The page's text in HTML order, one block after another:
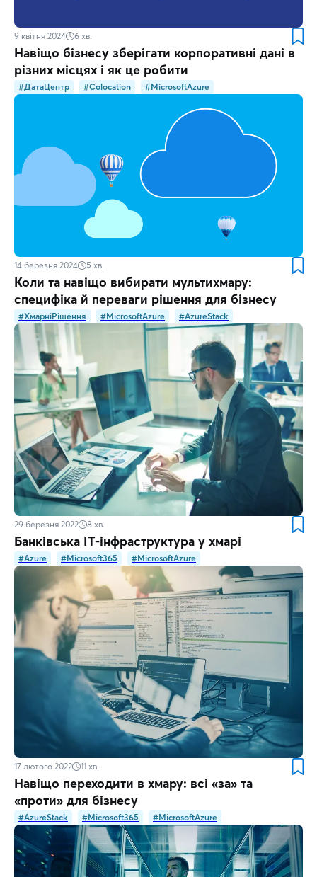
9 квітня 2024 6 хв.
Навіщо бізнесу зберігати корпоративні дані в
різних місцях і як це робити
#ДатаЦентр #Colocation #MicrosoftAzure
14 березня 2024 5 хв.
Коли та навіщо вибирати мультихмару:
специфіка й переваги рішення для бізнесу
#ХмарніРішення #MicrosoftAzure #AzureStack
29 березня 2022 8 хв.
Банківська IT-інфраструктура у хмарі
#Azure #Microsoft365 #MicrosoftAzure
17 лютого 2022 11 хв.
Навіщо переходити в хмару: всі «за» та
«проти» для бізнесу
#AzureStack #Microsoft365 #MicrosoftAzure